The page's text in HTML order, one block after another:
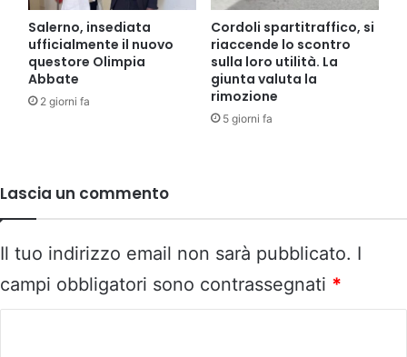
Salerno, insediata
ufficialmente il nuovo
questore Olimpia
Abbate
2 giorni fa
Cordoli spartitraffico, si
riaccende lo scontro
sulla loro utilità. La
giunta valuta la
rimozione
5 giorni fa
Lascia un commento
Il tuo indirizzo email non sarà pubblicato. I
campi obbligatori sono contrassegnati *